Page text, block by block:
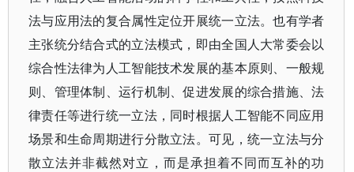
法与应用法的复合属性定位开展统一立法。也有学者
主张统分结合式的立法模式，即由全国人大常委会以
综合性法律为人工智能技术发展的基本原则、一般规
则、管理体制、运行机制、促进发展的综合措施、法
律责任等进行统一立法，同时根据人工智能不同应用
场景和生命周期进行分散立法。可见，统一立法与分
散立法并非截然对立，而是承担着不同而互补的功